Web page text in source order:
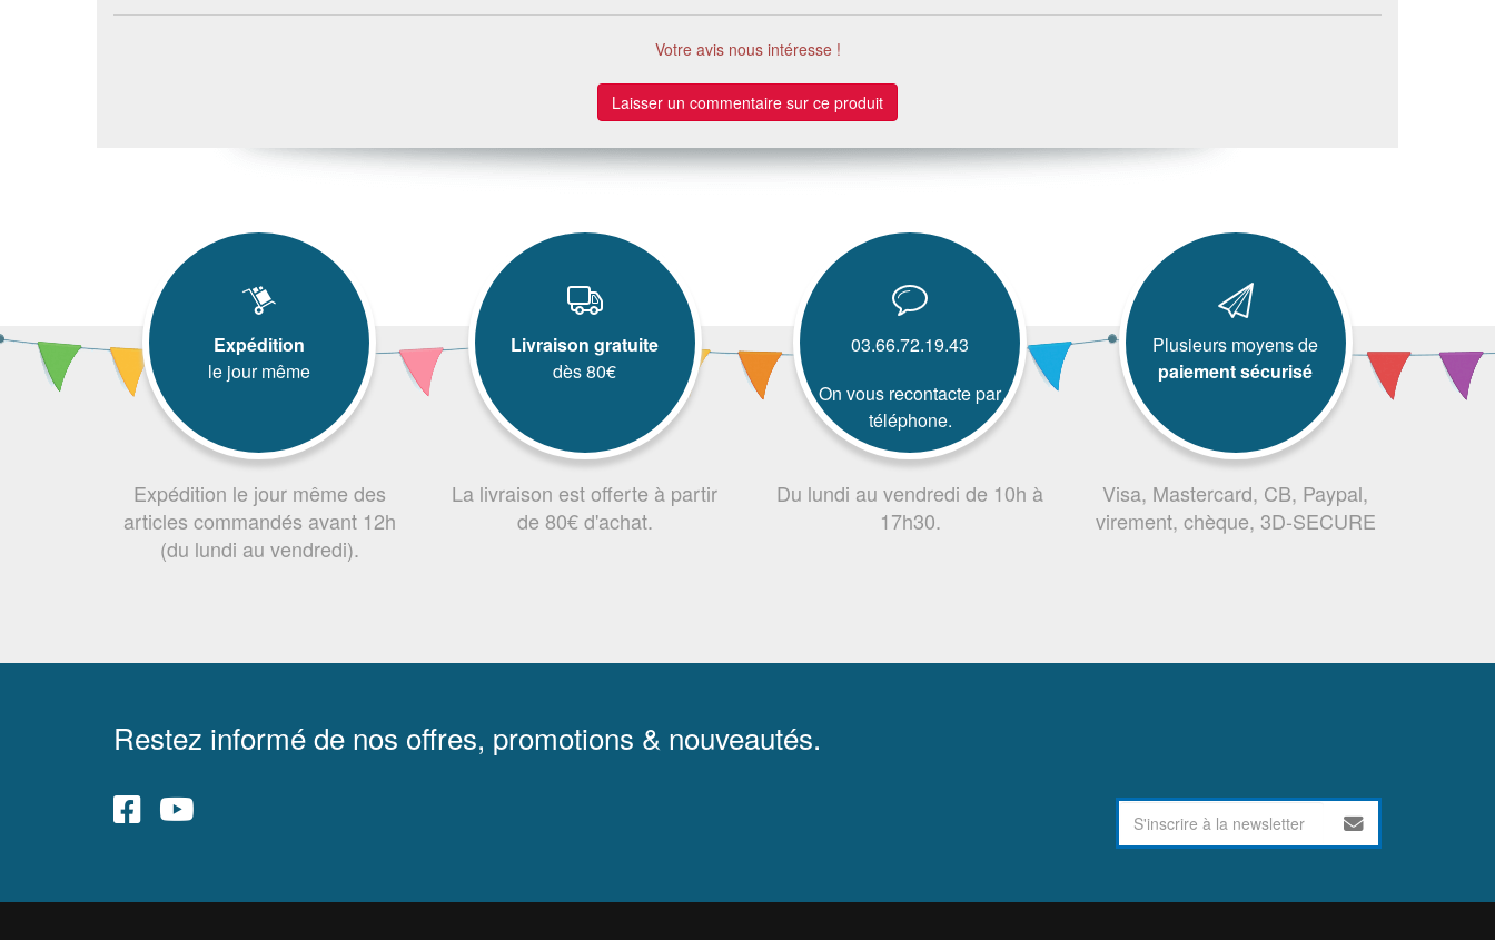
Votre avis nous intéresse !
Laisser un commentaire sur ce produit
Expédition
le jour même
Expédition le jour même des
articles commandés avant 12h
(du lundi au vendredi).
Livraison gratuite
dès 80€
La livraison est offerte à partir
de 80€ d'achat.
03.66.72.19.43
On vous recontacte par
téléphone.
Du lundi au vendredi de 10h à
17h30.
Plusieurs moyens de
paiement sécurisé
Visa, Mastercard, CB, Paypal,
virement, chèque, 3D-SECURE
Restez informé de nos offres, promotions & nouveautés.